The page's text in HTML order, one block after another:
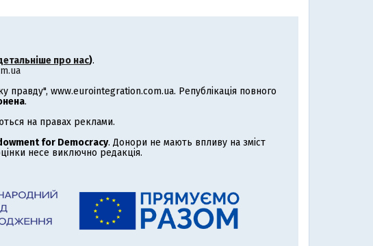
про нас).
www.eurointegration.com.ua. Републікація повного
.
на правах реклами.
for Democracy. Донори не мають впливу на зміст
несе виключно редакція.